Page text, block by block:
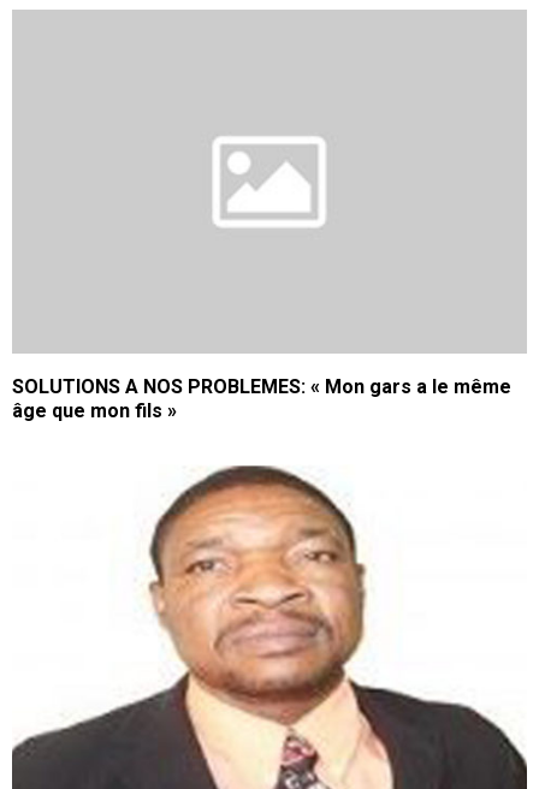
SOLUTIONS A NOS PROBLEMES: « Mon gars a le même
âge que mon fils »